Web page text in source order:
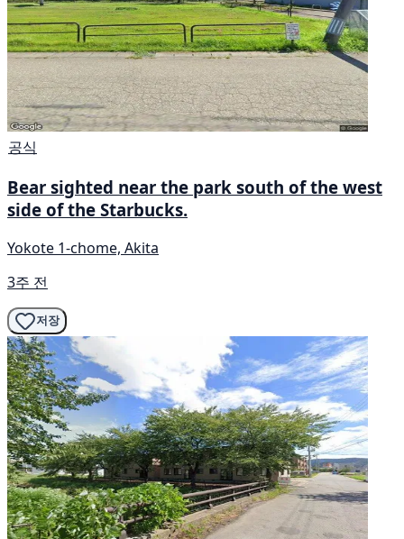
공식
Bear sighted near the park south of the west
side of the Starbucks.
Yokote 1-chome, Akita
3주 전
저장